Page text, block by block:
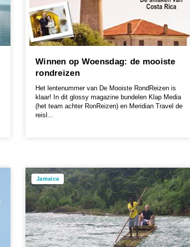
Winnen op Woensdag: de mooiste
rondreizen
Het lentenummer van De Mooiste RondReizen is
klaar! In dit glossy magazine bundelen Klap Media
(het team achter RonReizen) en Meridian Travel de
reisl...
Jamaica